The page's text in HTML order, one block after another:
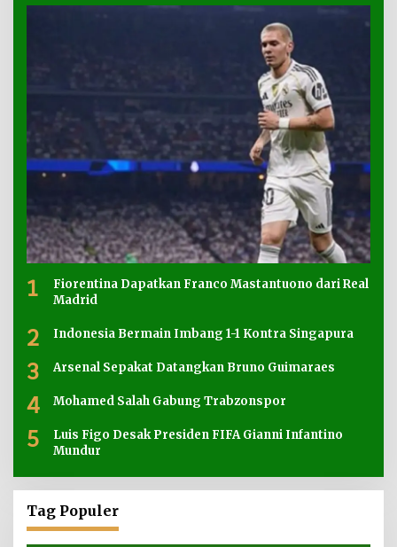
1
Fiorentina Dapatkan Franco Mastantuono dari Real
Madrid
2 Indonesia Bermain Imbang 1-1 Kontra Singapura
3 Arsenal Sepakat Datangkan Bruno Guimaraes
4 Mohamed Salah Gabung Trabzonspor
5
Luis Figo Desak Presiden FIFA Gianni Infantino
Mundur
Tag Populer